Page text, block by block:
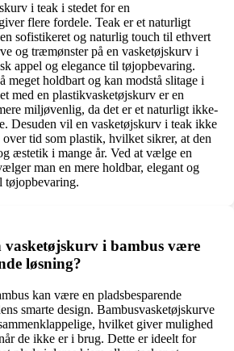
i teak i stedet for en
flere fordele. Teak er et naturligt
sofistikeret og naturlig touch til ethvert
og træmønster på en vasketøjskurv i
appel og elegance til tøjopbevaring.
meget holdbart og kan modstå slitage i
med en plastikvasketøjskurv er en
miljøvenlig, da det er et naturligt ikke-
Desuden vil en vasketøjskurv i teak ikke
tid som plastik, hvilket sikrer, at den
æstetik i mange år. Ved at vælge en
man en mere holdbar, elegant og
i bambus være
løsning?
kan være en pladsbesparende
smarte design. Bambusvasketøjskurve
hvilket giver mulighed
de ikke er i brug. Dette er ideelt for